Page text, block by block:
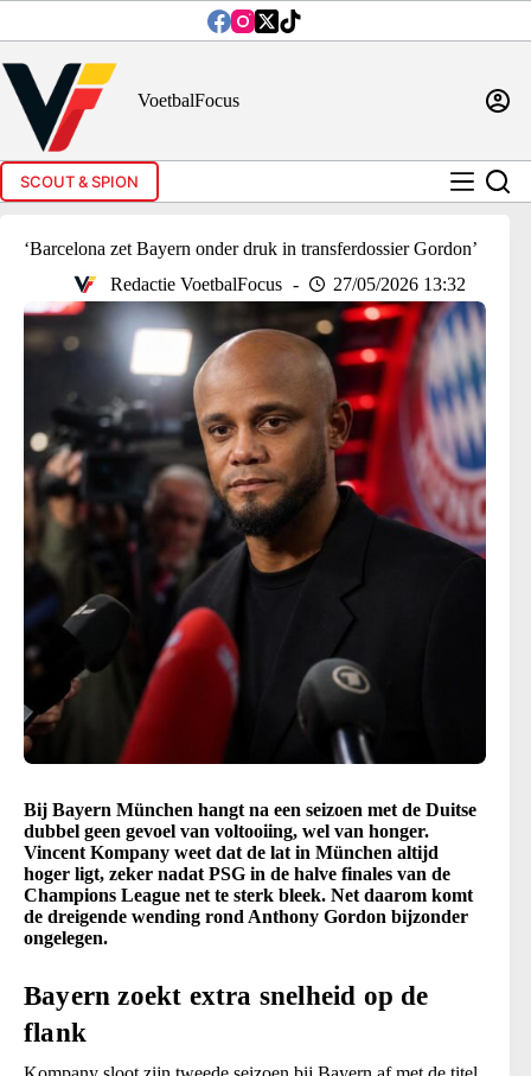
inhoud
VoetbalFocus
SCOUT & SPION
‘Barcelona zet Bayern onder druk in transferdossier Gordon’
Redactie VoetbalFocus
27/05/2026 13:32
Bij Bayern München hangt na een seizoen met de Duitse
dubbel geen gevoel van voltooiing, wel van honger.
Vincent Kompany weet dat de lat in München altijd
hoger ligt, zeker nadat PSG in de halve finales van de
Champions League net te sterk bleek. Net daarom komt
de dreigende wending rond Anthony Gordon bijzonder
ongelegen.
Bayern zoekt extra snelheid op de
flank